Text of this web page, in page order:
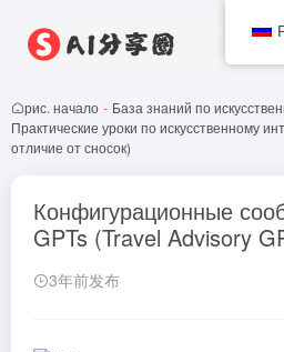
рис. начало - База знаний по
Практические уроки по искусственному
отличие от сносок)
Конфигурационные
GPTs (Travel Advisory
3年前发布